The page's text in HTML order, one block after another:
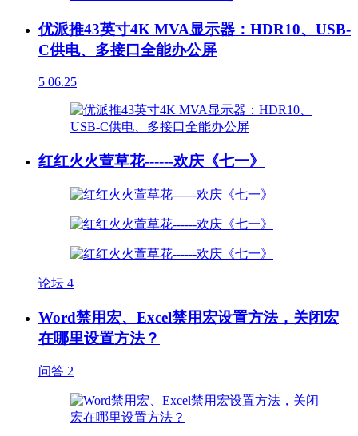
优派推43英寸4K MVA显示器：HDR10、USB-
C供电、多接口全能办公屏
5 06.25
红红火火萱草花------欢庆《七一》
论坛 4
Word禁用宏、Excel禁用宏设置方法，关闭宏
在哪里设置方法？
问答 2